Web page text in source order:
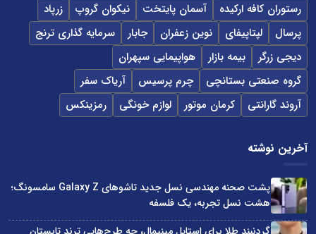
رستوران کافه ارکیده
آسمان پایتخت نیکوان گروپ
زرپاد
پرسال
لپتاپیفای نوین زعفران جابار
سرمایه گذاری ترنج
دیجی زرگر
بیمه بازار
هواپیمایی سپهران
گروه صنعتی بستانچی
چرم پرسیس
آریاک سفر
آروند گارانتی
کرمان موتور لوازم خونگی رمزینکس
آخرین نوشته
پشت صحنه مهندسی نسل جدید تاشوهای Galaxy Z سامسونگ؛
هشت نسل تجربه، یک فلسفه